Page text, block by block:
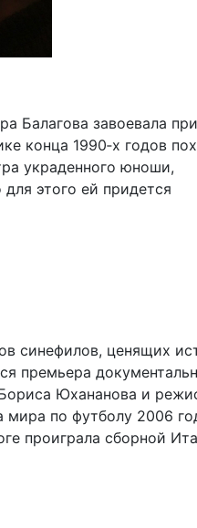
Балагова завоевала
конца 1990‑х годов
украденного юноши,
этого ей придется
синефилов, ценящих
премьера
Юхананова и
мира по футболу 2006
проиграла сборной